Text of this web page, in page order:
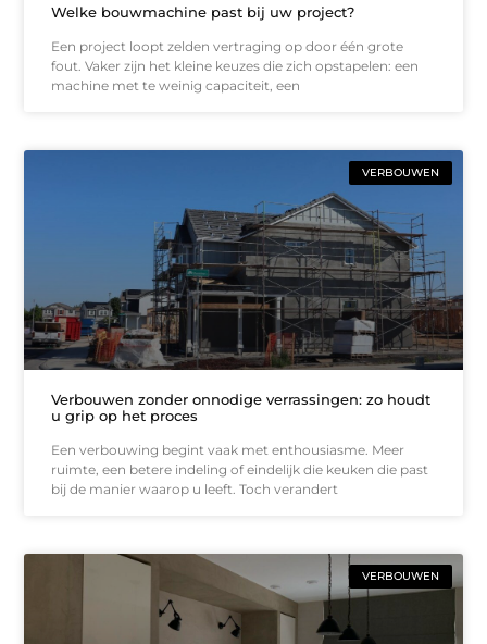
Welke bouwmachine past bij uw project?
Een project loopt zelden vertraging op door één grote
fout. Vaker zijn het kleine keuzes die zich opstapelen: een
machine met te weinig capaciteit, een
VERBOUWEN
Verbouwen zonder onnodige verrassingen: zo houdt
u grip op het proces
Een verbouwing begint vaak met enthousiasme. Meer
ruimte, een betere indeling of eindelijk die keuken die past
bij de manier waarop u leeft. Toch verandert
VERBOUWEN